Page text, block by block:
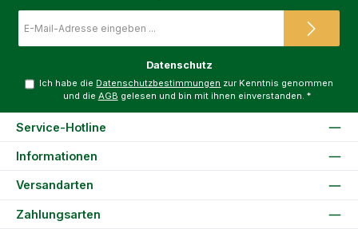
Mail-
Adresse
Datenschutz
Ich habe die Datenschutzbestimmungen zur Kenntnis genommen
und die AGB gelesen und bin mit ihnen einverstanden. *
Service-Hotline
Informationen
Versandarten
Zahlungsarten